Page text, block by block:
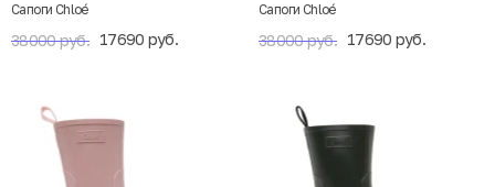
Сапоги Chloé
38000 руб. 17690 руб.
Сапоги Chloé
38000 руб. 17690 руб.